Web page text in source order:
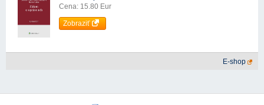
Cena: 15.80 Eur
Zobraziť
E-shop